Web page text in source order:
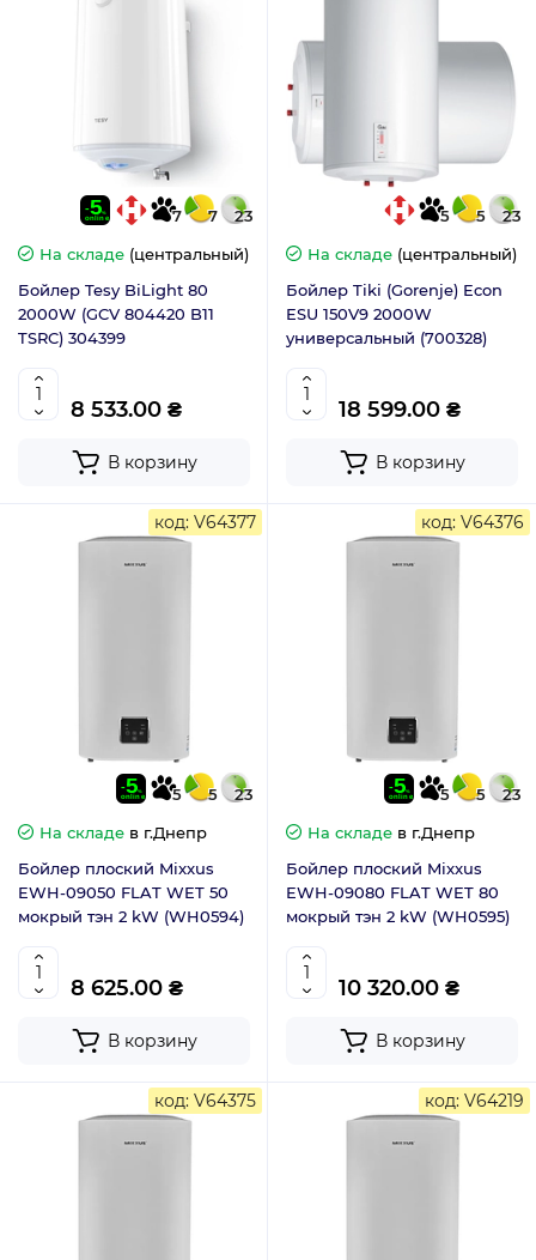
7 7 23
На складе (центральный)
Бойлер Tesy BiLight 80
2000W (GCV 804420 B11
TSRC) 304399
8 533.00 ₴
В корзину
5 5
23
На складе (центральный)
Бойлер Tiki (Gorenje) Econ
ESU 150V9 2000W
универсальный (700328)
18 599.00 ₴
В корзину
код: V64377
5 5
23
На складе в г.Днепр
Бойлер плоский Mixxus
EWH-09050 FLAT WET 50
мокрый тэн 2 kW (WH0594)
8 625.00 ₴
В корзину
код: V64376
5 5
23
На складе в г.Днепр
Бойлер плоский Mixxus
EWH-09080 FLAT WET 80
мокрый тэн 2 kW (WH0595)
10 320.00 ₴
В корзину
код: V64375 код: V64219